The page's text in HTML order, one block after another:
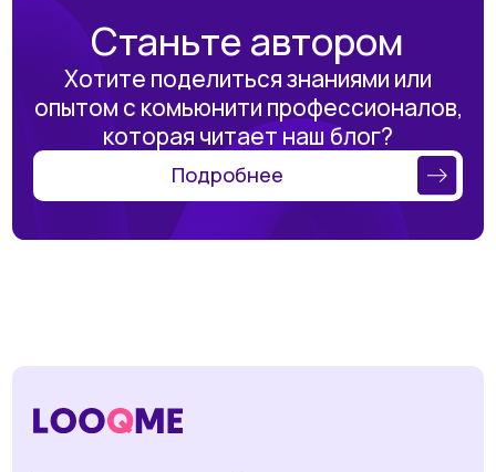
Станьте автором
Хотите поделиться знаниями или
опытом с комьюнити профессионалов,
которая читает наш блог?
Подробнее